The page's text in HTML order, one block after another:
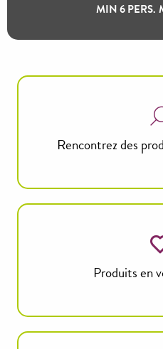
MIN 6 PERS.
Rencontrez des
Produits en